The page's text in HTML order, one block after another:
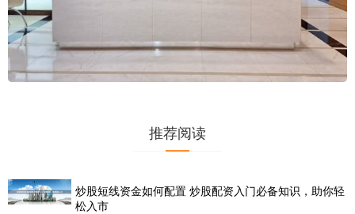
推荐阅读
炒股短线资金如何配置 炒股配资入门必备知识，助你轻
松入市